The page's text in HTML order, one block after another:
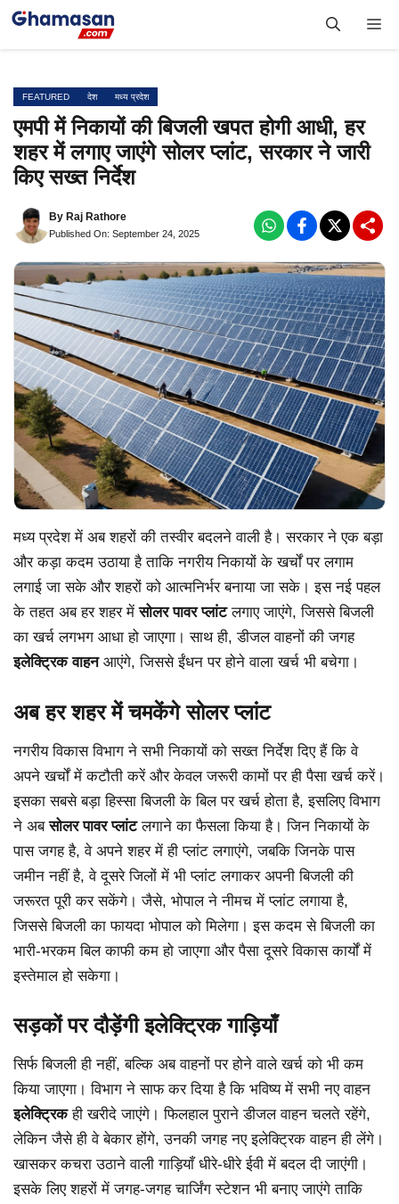
Skip
FEATURED देश मध्य प्रदेश
एमपी में निकायों की बिजली खपत होगी आधी, हर
शहर में लगाए जाएंगे सोलर प्लांट, सरकार ने जारी
किए सख्त निर्देश
By Raj Rathore
Published On: September 24, 2025
मध्य प्रदेश में अब शहरों की तस्वीर बदलने वाली है। सरकार ने एक बड़ा
और कड़ा कदम उठाया है ताकि नगरीय निकायों के खर्चों पर लगाम
लगाई जा सके और शहरों को आत्मनिर्भर बनाया जा सके। इस नई पहल
के तहत अब हर शहर मेंसोलर पावर प्लांटलगाए जाएंगे, जिससे बिजली
का खर्च लगभग आधा हो जाएगा। साथ ही, डीजल वाहनों की जगह
इलेक्ट्रिक वाहनआएंगे, जिससे ईंधन पर होने वाला खर्च भी बचेगा।
अब हर शहर में चमकेंगे सोलर प्लांट
नगरीय विकास विभाग ने सभी निकायों को सख्त निर्देश दिए हैं कि वे
अपने खर्चों में कटौती करें और केवल जरूरी कामों पर ही पैसा खर्च करें।
इसका सबसे बड़ा हिस्सा बिजली के बिल पर खर्च होता है, इसलिए विभाग
ने अबसोलर पावर प्लांटलगाने का फैसला किया है। जिन निकायों के
पास जगह है, वे अपने शहर में ही प्लांट लगाएंगे, जबकि जिनके पास
जमीन नहीं है, वे दूसरे जिलों में भी प्लांट लगाकर अपनी बिजली की
जरूरत पूरी कर सकेंगे। जैसे, भोपाल ने नीमच में प्लांट लगाया है,
जिससे बिजली का फायदा भोपाल को मिलेगा। इस कदम से बिजली का
भारी-भरकम बिल काफी कम हो जाएगा और पैसा दूसरे विकास कार्यों में
इस्तेमाल हो सकेगा।
सड़कों पर दौड़ेंगी इलेक्ट्रिक गाड़ियाँ
सिर्फ बिजली ही नहीं, बल्कि अब वाहनों पर होने वाले खर्च को भी कम
किया जाएगा। विभाग ने साफ कर दिया है कि भविष्य में सभी नए वाहन
इलेक्ट्रिकही खरीदे जाएंगे। फिलहाल पुराने डीजल वाहन चलते रहेंगे,
लेकिन जैसे ही वे बेकार होंगे, उनकी जगह नए इलेक्ट्रिक वाहन ही लेंगे।
खासकर कचरा उठाने वाली गाड़ियाँ धीरे-धीरे ईवी में बदल दी जाएंगी।
इसके लिए शहरों में जगह-जगह चार्जिंग स्टेशन भी बनाए जाएंगे ताकि